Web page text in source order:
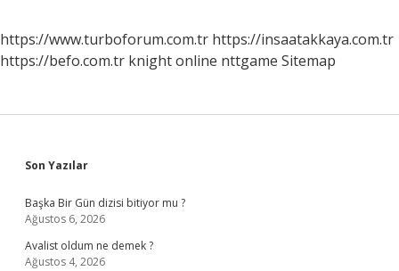
https://www.turboforum.com.tr https://insaatakkaya.com.tr
https://befo.com.tr knight online nttgame Sitemap
Sidebar
Son Yazılar
Başka Bir Gün dizisi bitiyor mu ?
Ağustos 6, 2026
Avalist oldum ne demek ?
Ağustos 4, 2026